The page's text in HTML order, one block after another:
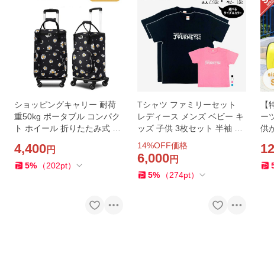
ショッピングキャリー 耐荷
重50kg ポータブル コンパク
ト ホイール 折りたたみ式 取
グカート防水性 大容量 保温
保冷 ブラック 花柄
4,400円
5% （202pt）
Tシャツ ファミリーセット
レディース メンズ ベビー キ
ッズ 子供 3枚セット 半袖 有
馬温泉 お土産 有馬 綿 コット
ン tシャツ 高品質 オリジナル
人気 定番
14%OFF価格
6,000円
5% （274pt）
ー
供
乗
い